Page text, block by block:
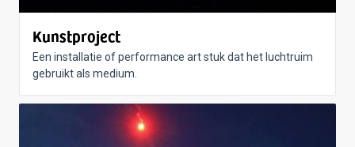
Kunstproject
Een installatie of performance art stuk dat het luchtruim
gebruikt als medium.